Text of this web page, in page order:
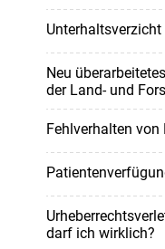
Neu
der Land- und
Fehlverhalten von
darf ich wirklich?